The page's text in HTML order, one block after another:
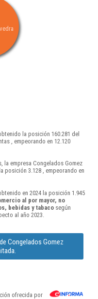
la posición 160.281 del
, empeorando en 12.120
la empresa Congelados Gomez
posición 3.128 , empeorando en
en 2024 la posición 1.945
al por mayor, no
bebidas y tabaco según
al año 2023.
Congelados Gomez
ofrecida por